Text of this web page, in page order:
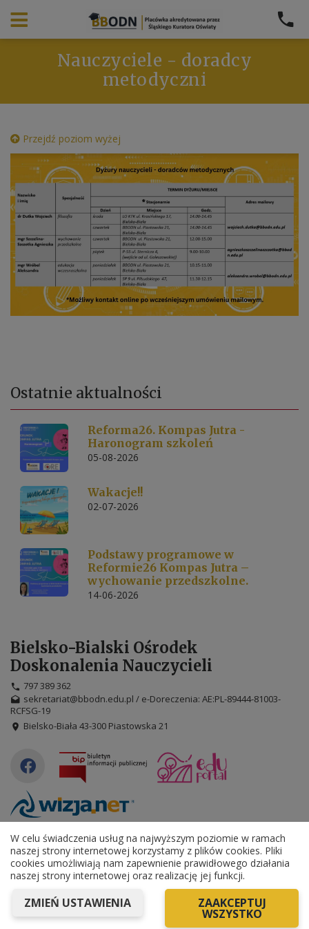
W celu świadczenia usług na najwyższym poziomie w ramach
naszej strony internetowej korzystamy z plików cookies. Pliki
cookies umożliwiają nam zapewnienie prawidłowego działania
naszej strony internetowej oraz realizację jej funkcji.
ZMIEŃ USTAWIENIA ZAAKCEPTUJ
WSZYSTKO
Nauczyciele - doradcy
metodyczni
Przejdź poziom wyżej
Ostatnie aktualności
Reforma26. Kompas Jutra -
Haronogram szkoleń
05-08-2026
Wakacje!!
02-07-2026
Podstawy programowe w
Reformie26 Kompas Jutra –
wychowanie przedszkolne.
14-06-2026
Bielsko-Bialski Ośrodek
Doskonalenia Nauczycieli
797 389 362
sekretariat@bbodn.edu.pl / e-Doreczenia: AE:PL-89444-81003-
RCFSG-19
Bielsko-Biała 43-300 Piastowska 21
© 2026 WizjaNet Wszystkie prawa zastrzeżone.
Deklaracja dostępności
Tryb wysokiego kontrastu
+
++ +++